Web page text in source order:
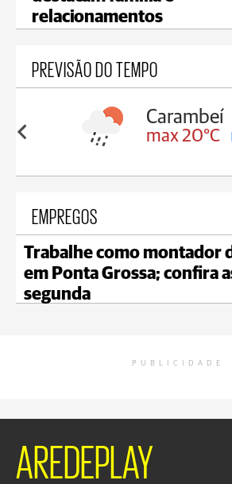
relacionamentos
PREVISÃO DO TEMPO
18°C
Carambeí
max 20°C
EMPREGOS
Trabalhe como montador
em Ponta Grossa; confira
segunda
PUBLICIDADE
AREDEPLAY